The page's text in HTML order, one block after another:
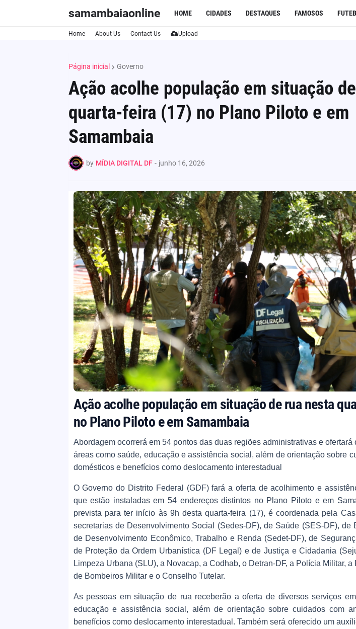
samambaiaonline HOME CIDADES DESTAQUES FAMOSOS
Home About Us Contact Us Upload
Página inicial Governo
Ação acolhe população em situação
quarta-feira (17) no Plano Piloto e em
Samambaia
by MÍDIA DIGITAL DF - junho 16, 2026
Ação acolhe população em situação de rua nesta
no Plano Piloto e em Samambaia
Abordagem ocorrerá em 54 pontos das duas regiões administrativas e ofertará
áreas como saúde, educação e assistência social, além de orientação sobre
domésticos e benefícios como deslocamento interestadual
O Governo do Distrito Federal (GDF) fará a oferta de acolhimento e
que estão instaladas em 54 endereços distintos no Plano Piloto e em
prevista para ter início às 9h desta quarta-feira (17), é coordenada pela
secretarias de Desenvolvimento Social (Sedes-DF), de Saúde (SES-DF), de
de Desenvolvimento Econômico, Trabalho e Renda (Sedet-DF), de
de Proteção da Ordem Urbanística (DF Legal) e de Justiça e Cidadania
Limpeza Urbana (SLU), a Novacap, a Codhab, o Detran-DF, a Polícia Militar,
de Bombeiros Militar e o Conselho Tutelar.
As pessoas em situação de rua receberão a oferta de diversos serviços
educação e assistência social, além de orientação sobre cuidados com
benefícios como deslocamento interestadual. Também será oferecido um